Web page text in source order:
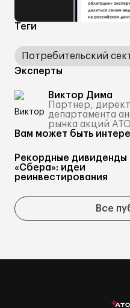
Теги
Потребительский
Эксперты
Виктор Дима
Партнер,
департамента
рынка акций
Вам может быть
Рекордные дивиденды
«Сбера»: идеи
реинвестирования
Все